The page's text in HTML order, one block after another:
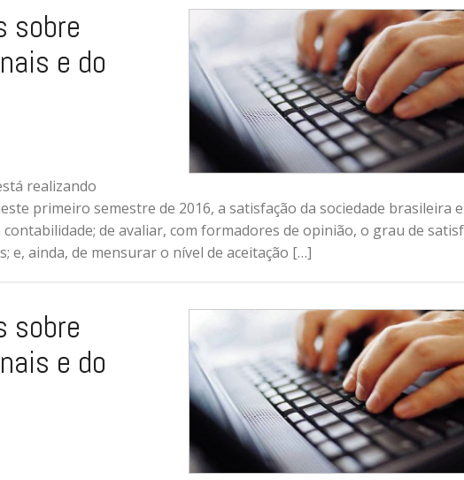
sobre
e do
realizando
primeiro semestre de 2016, a satisfação da sociedade brasileira
de avaliar, com formadores de opinião, o grau de
e, ainda, de mensurar o nível de aceitação […]
sobre
e do